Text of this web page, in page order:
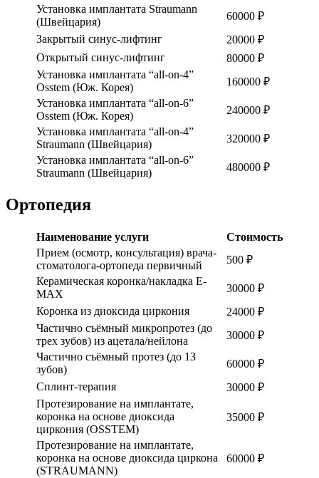
Установка имплантата Straumann
(Швейцария)
60000 ₽
Закрытый синус-лифтинг
20000 ₽
Открытый синус-лифтинг
80000 ₽
Установка имплантата “all-on-4”
Osstem (Юж. Корея)
160000 ₽
Установка имплантата “all-on-6”
Osstem (Юж. Корея)
240000 ₽
Установка имплантата “all-on-4”
Straumann (Швейцария)
320000 ₽
Установка имплантата “all-on-6”
Straumann (Швейцария)
480000 ₽
Ортопедия
Наименование услуги
Стоимость
Прием (осмотр, консультация) врача-
стоматолога-ортопеда первичный
500 ₽
Керамическая коронка/накладка E-
MAX
30000 ₽
Коронка из диоксида циркония
24000 ₽
Частично съёмный микропротез (до
трех зубов) из ацетала/нейлона
30000 ₽
Частично съёмный протез (до 13
зубов)
60000 ₽
Сплинт-терапия
30000 ₽
Протезирование на имплантате,
коронка на основе диоксида
циркония (OSSTEM)
35000 ₽
Протезирование на имплантате,
коронка на основе диоксида циркона
(STRAUMANN)
60000 ₽